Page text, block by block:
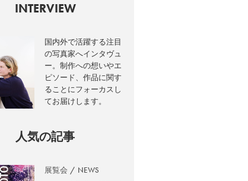
INTERVIEW
国内外で活躍する注目
の写真家へインタヴュ
ー。制作への想いやエ
ピソード、作品に関す
ることにフォーカスし
てお届けします。
人気の記事
展覧会 NEWS